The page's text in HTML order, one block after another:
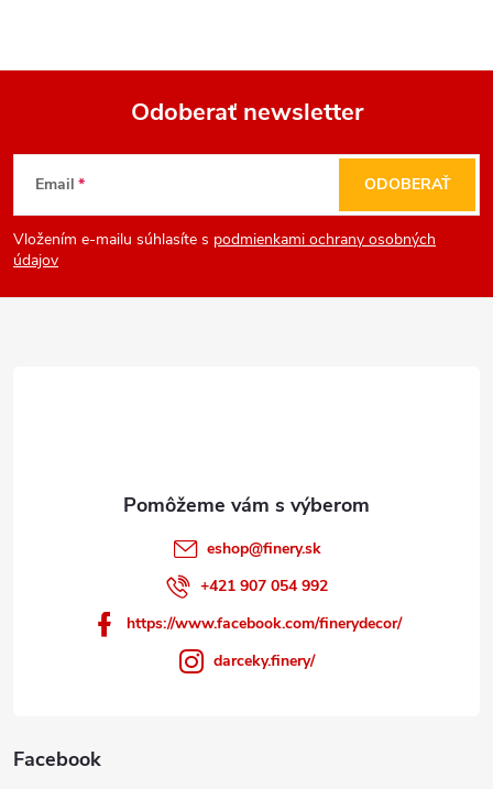
Z
á
p
Odoberať newsletter
Email
Vložením e-mailu súhlasíte s podmienkami ochrany osobných
údajov
ODOBERAŤ
eshop@finery.sk
+421 907 054 992
https://www.facebook.com/finerydecor/
darceky.finery/
Facebook